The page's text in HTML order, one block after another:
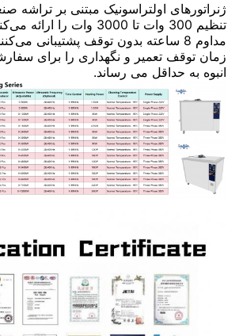
ژنراتورهای اولتراسونیک مبتنی بر تراشه
تنظیم 300 وات تا 3000 وات
مداوم 8 ساعته بدون توقف پشتیبانی
زمان توقف تعمیر و نگهداری را برای
انبوه به حداقل می رساند.